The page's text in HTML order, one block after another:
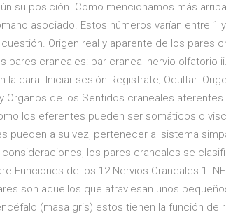
su posición. Como mencionamos más
asociado. Estos números varían entre 1
Origen real y aparente de los pares
pares craneales: par craneal nervio olfatorio
cara. Iniciar sesión Registrate; Ocultar.
Organos de los Sentidos craneales
los eferentes pueden ser somáticos o
pueden a su vez, pertenecer al sistema
los pares craneales se
Funciones de los 12 Nervios Craneales 1.
son aquellos que atraviesan unos
(masa gris) estos tienen la función de